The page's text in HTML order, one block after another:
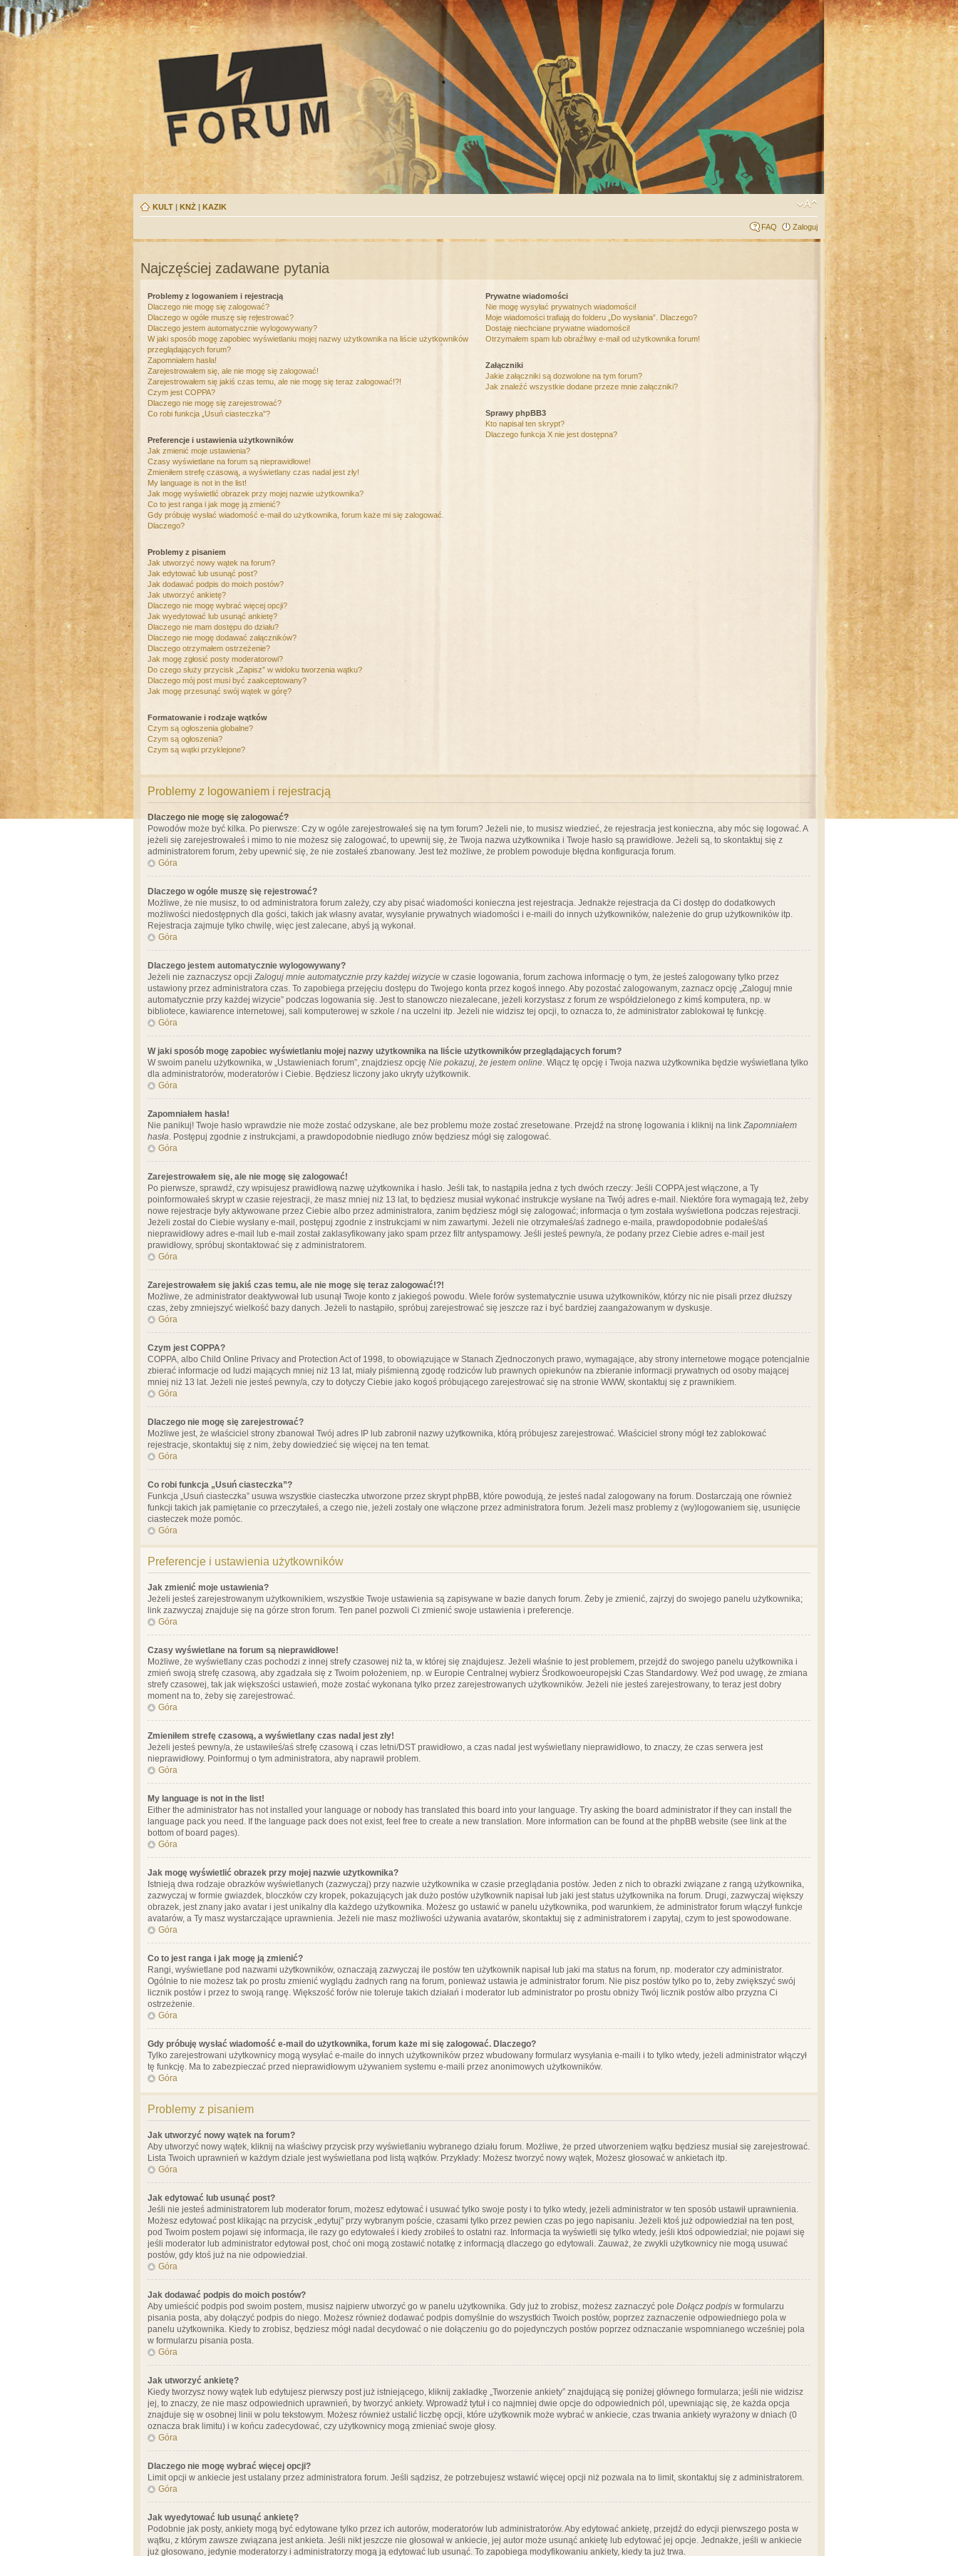
KULT | KNŻ | KAZIK
FAQ Zaloguj
Najczęściej zadawane pytania
Problemy z logowaniem i rejestracją
Dlaczego nie mogę się zalogować?
Dlaczego w ogóle muszę się rejestrować?
Dlaczego jestem automatycznie wylogowywany?
W jaki sposób mogę zapobiec wyświetlaniu mojej nazwy użytkownika na liście użytkowników
przeglądających forum?
Zapomniałem hasła!
Zarejestrowałem się, ale nie mogę się zalogować!
Zarejestrowałem się jakiś czas temu, ale nie mogę się teraz zalogować!?!
Czym jest COPPA?
Dlaczego nie mogę się zarejestrować?
Co robi funkcja „Usuń ciasteczka”?
Preferencje i ustawienia użytkowników
Jak zmienić moje ustawienia?
Czasy wyświetlane na forum są nieprawidłowe!
Zmieniłem strefę czasową, a wyświetlany czas nadal jest zły!
My language is not in the list!
Jak mogę wyświetlić obrazek przy mojej nazwie użytkownika?
Co to jest ranga i jak mogę ją zmienić?
Gdy próbuję wysłać wiadomość e-mail do użytkownika, forum każe mi się zalogować.
Dlaczego?
Problemy z pisaniem
Jak utworzyć nowy wątek na forum?
Jak edytować lub usunąć post?
Jak dodawać podpis do moich postów?
Jak utworzyć ankietę?
Dlaczego nie mogę wybrać więcej opcji?
Jak wyedytować lub usunąć ankietę?
Dlaczego nie mam dostępu do działu?
Dlaczego nie mogę dodawać załączników?
Dlaczego otrzymałem ostrzeżenie?
Jak mogę zgłosić posty moderatorowi?
Do czego służy przycisk „Zapisz” w widoku tworzenia wątku?
Dlaczego mój post musi być zaakceptowany?
Jak mogę przesunąć swój wątek w górę?
Formatowanie i rodzaje wątków
Czym są ogłoszenia globalne?
Czym są ogłoszenia?
Czym są wątki przyklejone?
Prywatne wiadomości
Nie mogę wysyłać prywatnych wiadomości!
Moje wiadomości trafiają do folderu „Do wysłania”. Dlaczego?
Dostaję niechciane prywatne wiadomości!
Otrzymałem spam lub obraźliwy e-mail od użytkownika forum!
Załączniki
Jakie załączniki są dozwolone na tym forum?
Jak znaleźć wszystkie dodane przeze mnie załączniki?
Sprawy phpBB3
Kto napisał ten skrypt?
Dlaczego funkcja X nie jest dostępna?
Problemy z logowaniem i rejestracją
Dlaczego nie mogę się zalogować?
Powodów może być kilka. Po pierwsze: Czy w ogóle zarejestrowałeś się na tym forum? Jeżeli nie, to musisz wiedzieć, że rejestracja jest konieczna, aby móc się logować. A
jeżeli się zarejestrowałeś i mimo to nie możesz się zalogować, to upewnij się, że Twoja nazwa użytkownika i Twoje hasło są prawidłowe. Jeżeli są, to skontaktuj się z
administratorem forum, żeby upewnić się, że nie zostałeś zbanowany. Jest też możliwe, że problem powoduje błędna konfiguracja forum.
Góra
Dlaczego w ogóle muszę się rejestrować?
Możliwe, że nie musisz, to od administratora forum zależy, czy aby pisać wiadomości konieczna jest rejestracja. Jednakże rejestracja da Ci dostęp do dodatkowych
możliwości niedostępnych dla gości, takich jak własny avatar, wysyłanie prywatnych wiadomości i e-maili do innych użytkowników, należenie do grup użytkowników itp.
Rejestracja zajmuje tylko chwilę, więc jest zalecane, abyś ją wykonał.
Góra
Dlaczego jestem automatycznie wylogowywany?
Jeżeli nie zaznaczysz opcji Zaloguj mnie automatycznie przy każdej wizycie w czasie logowania, forum zachowa informację o tym, że jesteś zalogowany tylko przez
ustawiony przez administratora czas. To zapobiega przejęciu dostępu do Twojego konta przez kogoś innego. Aby pozostać zalogowanym, zaznacz opcję „Zaloguj mnie
automatycznie przy każdej wizycie” podczas logowania się. Jest to stanowczo niezalecane, jeżeli korzystasz z forum ze współdzielonego z kimś komputera, np. w
bibliotece, kawiarence internetowej, sali komputerowej w szkole / na uczelni itp. Jeżeli nie widzisz tej opcji, to oznacza to, że administrator zablokował tę funkcję.
Góra
W jaki sposób mogę zapobiec wyświetlaniu mojej nazwy użytkownika na liście użytkowników przeglądających forum?
W swoim panelu użytkownika, w „Ustawieniach forum”, znajdziesz opcję Nie pokazuj, że jestem online. Włącz tę opcję i Twoja nazwa użytkownika będzie wyświetlana tylko
dla administratorów, moderatorów i Ciebie. Będziesz liczony jako ukryty użytkownik.
Góra
Zapomniałem hasła!
Nie panikuj! Twoje hasło wprawdzie nie może zostać odzyskane, ale bez problemu może zostać zresetowane. Przejdź na stronę logowania i kliknij na link Zapomniałem
hasła. Postępuj zgodnie z instrukcjami, a prawdopodobnie niedługo znów będziesz mógł się zalogować.
Góra
Zarejestrowałem się, ale nie mogę się zalogować!
Po pierwsze, sprawdź, czy wpisujesz prawidłową nazwę użytkownika i hasło. Jeśli tak, to nastąpiła jedna z tych dwóch rzeczy: Jeśli COPPA jest włączone, a Ty
poinformowałeś skrypt w czasie rejestracji, że masz mniej niż 13 lat, to będziesz musiał wykonać instrukcje wysłane na Twój adres e-mail. Niektóre fora wymagają też, żeby
nowe rejestracje były aktywowane przez Ciebie albo przez administratora, zanim będziesz mógł się zalogować; informacja o tym została wyświetlona podczas rejestracji.
Jeżeli został do Ciebie wysłany e-mail, postępuj zgodnie z instrukcjami w nim zawartymi. Jeżeli nie otrzymałeś/aś żadnego e-maila, prawdopodobnie podałeś/aś
nieprawidłowy adres e-mail lub e-mail został zaklasyfikowany jako spam przez filtr antyspamowy. Jeśli jesteś pewny/a, że podany przez Ciebie adres e-mail jest
prawidłowy, spróbuj skontaktować się z administratorem.
Góra
Zarejestrowałem się jakiś czas temu, ale nie mogę się teraz zalogować!?!
Możliwe, że administrator deaktywował lub usunął Twoje konto z jakiegoś powodu. Wiele forów systematycznie usuwa użytkowników, którzy nic nie pisali przez dłuższy
czas, żeby zmniejszyć wielkość bazy danych. Jeżeli to nastąpiło, spróbuj zarejestrować się jeszcze raz i być bardziej zaangażowanym w dyskusje.
Góra
Czym jest COPPA?
COPPA, albo Child Online Privacy and Protection Act of 1998, to obowiązujące w Stanach Zjednoczonych prawo, wymagające, aby strony internetowe mogące potencjalnie
zbierać informacje od ludzi mających mniej niż 13 lat, miały piśmienną zgodę rodziców lub prawnych opiekunów na zbieranie informacji prywatnych od osoby mającej
mniej niż 13 lat. Jeżeli nie jesteś pewny/a, czy to dotyczy Ciebie jako kogoś próbującego zarejestrować się na stronie WWW, skontaktuj się z prawnikiem.
Góra
Dlaczego nie mogę się zarejestrować?
Możliwe jest, że właściciel strony zbanował Twój adres IP lub zabronił nazwy użytkownika, którą próbujesz zarejestrować. Właściciel strony mógł też zablokować
rejestracje, skontaktuj się z nim, żeby dowiedzieć się więcej na ten temat.
Góra
Co robi funkcja „Usuń ciasteczka”?
Funkcja „Usuń ciasteczka” usuwa wszystkie ciasteczka utworzone przez skrypt phpBB, które powodują, że jesteś nadal zalogowany na forum. Dostarczają one również
funkcji takich jak pamiętanie co przeczytałeś, a czego nie, jeżeli zostały one włączone przez administratora forum. Jeżeli masz problemy z (wy)logowaniem się, usunięcie
ciasteczek może pomóc.
Góra
Preferencje i ustawienia użytkowników
Jak zmienić moje ustawienia?
Jeżeli jesteś zarejestrowanym użytkownikiem, wszystkie Twoje ustawienia są zapisywane w bazie danych forum. Żeby je zmienić, zajrzyj do swojego panelu użytkownika;
link zazwyczaj znajduje się na górze stron forum. Ten panel pozwoli Ci zmienić swoje ustawienia i preferencje.
Góra
Czasy wyświetlane na forum są nieprawidłowe!
Możliwe, że wyświetlany czas pochodzi z innej strefy czasowej niż ta, w której się znajdujesz. Jeżeli właśnie to jest problemem, przejdź do swojego panelu użytkownika i
zmień swoją strefę czasową, aby zgadzała się z Twoim położeniem, np. w Europie Centralnej wybierz Środkowoeuropejski Czas Standardowy. Weź pod uwagę, że zmiana
strefy czasowej, tak jak większości ustawień, może zostać wykonana tylko przez zarejestrowanych użytkowników. Jeżeli nie jesteś zarejestrowany, to teraz jest dobry
moment na to, żeby się zarejestrować.
Góra
Zmieniłem strefę czasową, a wyświetlany czas nadal jest zły!
Jeżeli jesteś pewny/a, że ustawiłeś/aś strefę czasową i czas letni/DST prawidłowo, a czas nadal jest wyświetlany nieprawidłowo, to znaczy, że czas serwera jest
nieprawidłowy. Poinformuj o tym administratora, aby naprawił problem.
Góra
My language is not in the list!
Either the administrator has not installed your language or nobody has translated this board into your language. Try asking the board administrator if they can install the
language pack you need. If the language pack does not exist, feel free to create a new translation. More information can be found at the phpBB website (see link at the
bottom of board pages).
Góra
Jak mogę wyświetlić obrazek przy mojej nazwie użytkownika?
Istnieją dwa rodzaje obrazków wyświetlanych (zazwyczaj) przy nazwie użytkownika w czasie przeglądania postów. Jeden z nich to obrazki związane z rangą użytkownika,
zazwyczaj w formie gwiazdek, bloczków czy kropek, pokazujących jak dużo postów użytkownik napisał lub jaki jest status użytkownika na forum. Drugi, zazwyczaj większy
obrazek, jest znany jako avatar i jest unikalny dla każdego użytkownika. Możesz go ustawić w panelu użytkownika, pod warunkiem, że administrator forum włączył funkcje
avatarów, a Ty masz wystarczające uprawnienia. Jeżeli nie masz możliwości używania avatarów, skontaktuj się z administratorem i zapytaj, czym to jest spowodowane.
Góra
Co to jest ranga i jak mogę ją zmienić?
Rangi, wyświetlane pod nazwami użytkowników, oznaczają zazwyczaj ile postów ten użytkownik napisał lub jaki ma status na forum, np. moderator czy administrator.
Ogólnie to nie możesz tak po prostu zmienić wyglądu żadnych rang na forum, ponieważ ustawia je administrator forum. Nie pisz postów tylko po to, żeby zwiększyć swój
licznik postów i przez to swoją rangę. Większość forów nie toleruje takich działań i moderator lub administrator po prostu obniży Twój licznik postów albo przyzna Ci
ostrzeżenie.
Góra
Gdy próbuję wysłać wiadomość e-mail do użytkownika, forum każe mi się zalogować. Dlaczego?
Tylko zarejestrowani użytkownicy mogą wysyłać e-maile do innych użytkowników przez wbudowany formularz wysyłania e-maili i to tylko wtedy, jeżeli administrator włączył
tę funkcję. Ma to zabezpieczać przed nieprawidłowym używaniem systemu e-maili przez anonimowych użytkowników.
Góra
Problemy z pisaniem
Jak utworzyć nowy wątek na forum?
Aby utworzyć nowy wątek, kliknij na właściwy przycisk przy wyświetlaniu wybranego działu forum. Możliwe, że przed utworzeniem wątku będziesz musiał się zarejestrować.
Lista Twoich uprawnień w każdym dziale jest wyświetlana pod listą wątków. Przykłady: Możesz tworzyć nowy wątek, Możesz głosować w ankietach itp.
Góra
Jak edytować lub usunąć post?
Jeśli nie jesteś administratorem lub moderator forum, możesz edytować i usuwać tylko swoje posty i to tylko wtedy, jeżeli administrator w ten sposób ustawił uprawnienia.
Możesz edytować post klikając na przycisk „edytuj” przy wybranym poście, czasami tylko przez pewien czas po jego napisaniu. Jeżeli ktoś już odpowiedział na ten post,
pod Twoim postem pojawi się informacja, ile razy go edytowałeś i kiedy zrobiłeś to ostatni raz. Informacja ta wyświetli się tylko wtedy, jeśli ktoś odpowiedział; nie pojawi się
jeśli moderator lub administrator edytował post, choć oni mogą zostawić notatkę z informacją dlaczego go edytowali. Zauważ, że zwykli użytkownicy nie mogą usuwać
postów, gdy ktoś już na nie odpowiedział.
Góra
Jak dodawać podpis do moich postów?
Aby umieścić podpis pod swoim postem, musisz najpierw utworzyć go w panelu użytkownika. Gdy już to zrobisz, możesz zaznaczyć pole Dołącz podpis w formularzu
pisania posta, aby dołączyć podpis do niego. Możesz również dodawać podpis domyślnie do wszystkich Twoich postów, poprzez zaznaczenie odpowiedniego pola w
panelu użytkownika. Kiedy to zrobisz, będziesz mógł nadal decydować o nie dołączeniu go do pojedynczych postów poprzez odznaczanie wspomnianego wcześniej pola
w formularzu pisania posta.
Góra
Jak utworzyć ankietę?
Kiedy tworzysz nowy wątek lub edytujesz pierwszy post już istniejącego, kliknij zakładkę „Tworzenie ankiety” znajdującą się poniżej głównego formularza; jeśli nie widzisz
jej, to znaczy, że nie masz odpowiednich uprawnień, by tworzyć ankiety. Wprowadź tytuł i co najmniej dwie opcje do odpowiednich pól, upewniając się, że każda opcja
znajduje się w osobnej linii w polu tekstowym. Możesz również ustalić liczbę opcji, które użytkownik może wybrać w ankiecie, czas trwania ankiety wyrażony w dniach (0
oznacza brak limitu) i w końcu zadecydować, czy użytkownicy mogą zmieniać swoje głosy.
Góra
Dlaczego nie mogę wybrać więcej opcji?
Limit opcji w ankiecie jest ustalany przez administratora forum. Jeśli sądzisz, że potrzebujesz wstawić więcej opcji niż pozwala na to limit, skontaktuj się z administratorem.
Góra
Jak wyedytować lub usunąć ankietę?
Podobnie jak posty, ankiety mogą być edytowane tylko przez ich autorów, moderatorów lub administratorów. Aby edytować ankietę, przejdź do edycji pierwszego posta w
wątku, z którym zawsze związana jest ankieta. Jeśli nikt jeszcze nie głosował w ankiecie, jej autor może usunąć ankietę lub edytować jej opcje. Jednakże, jeśli w ankiecie
już głosowano, jedynie moderatorzy i administratorzy mogą ją edytować lub usunąć. To zapobiega modyfikowaniu ankiety, kiedy ta już trwa.